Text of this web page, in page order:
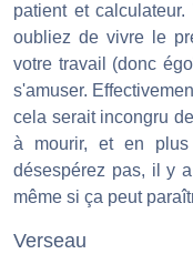
patient et
oubliez de vivre le
votre travail (donc
s'amuser.
cela serait incongru
à mourir, et en
désespérez pas, il y
même si ça peut
Verseau